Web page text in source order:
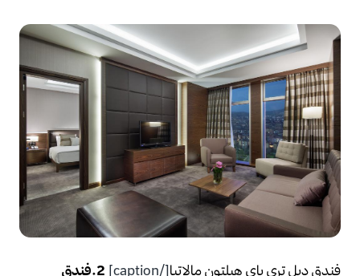
فندق دبل تري باي هيلتون مالاتيا[/caption]
2.فندق